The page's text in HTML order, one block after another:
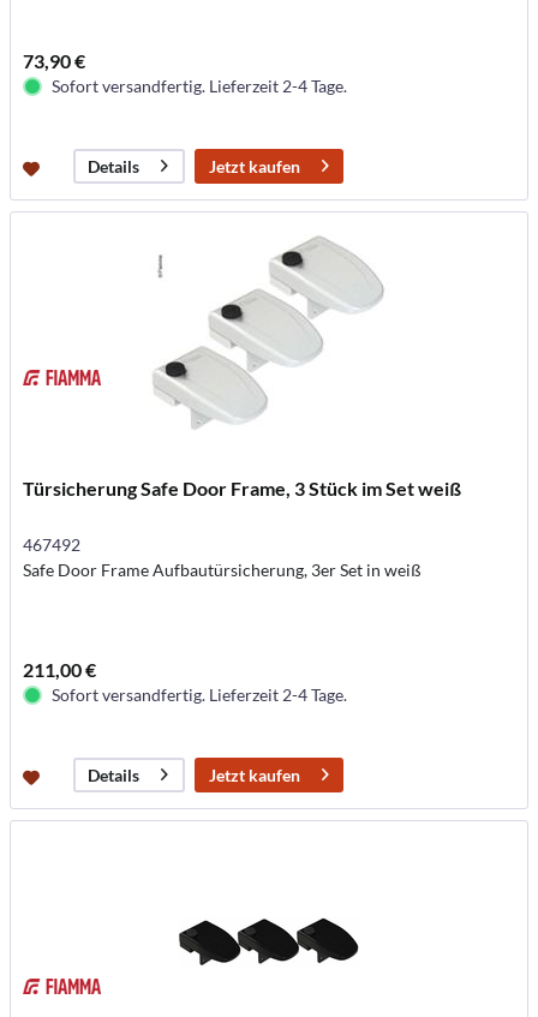
73,90 €
Sofort versandfertig. Lieferzeit 2-4 Tage.
Details Jetzt kaufen
Türsicherung Safe Door Frame, 3 Stück im Set weiß
467492
Safe Door Frame Aufbautürsicherung, 3er Set in weiß
211,00 €
Sofort versandfertig. Lieferzeit 2-4 Tage.
Details Jetzt kaufen